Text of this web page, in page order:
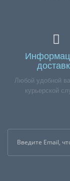
Любой удобной
курьерской